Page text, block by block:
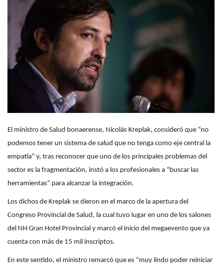
El ministro de Salud bonaerense, Nicolás Kreplak, consideró que “no
podemos tener un sistema de salud que no tenga como eje central la
empatía” y, tras reconocer que uno de los principales problemas del
sector es la fragmentación, instó a los profesionales a “buscar las
herramientas” para alcanzar la integración.
Los dichos de Kreplak se dieron en el marco de la apertura del
Congreso Provincial de Salud, la cual tuvo lugar en uno de los salones
del NH Gran Hotel Provincial y marcó el inicio del megaevento que ya
cuenta con más de 15 mil inscriptos.
En este sentido, el ministro remarcó que es “muy lindo poder reiniciar